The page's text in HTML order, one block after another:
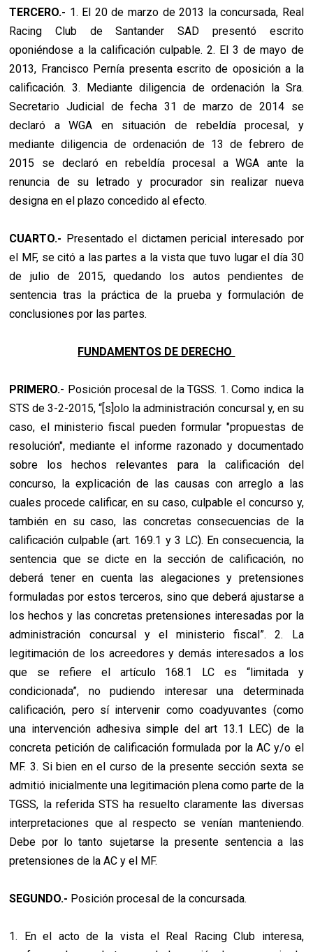
TERCERO.- 1. El 20 de marzo de 2013 la concursada, Real
Racing Club de Santander SAD presentó escrito
oponiéndose a la calificación culpable. 2. El 3 de mayo de
2013, Francisco Pernía presenta escrito de oposición a la
calificación. 3. Mediante diligencia de ordenación la Sra.
Secretario Judicial de fecha 31 de marzo de 2014 se
declaró a WGA en situación de rebeldía procesal, y
mediante diligencia de ordenación de 13 de febrero de
2015 se declaró en rebeldía procesal a WGA ante la
renuncia de su letrado y procurador sin realizar nueva
designa en el plazo concedido al efecto.
CUARTO.- Presentado el dictamen pericial interesado por
el MF, se citó a las partes a la vista que tuvo lugar el día 30
de julio de 2015, quedando los autos pendientes de
sentencia tras la práctica de la prueba y formulación de
conclusiones por las partes.
FUNDAMENTOS DE DERECHO
PRIMERO.- Posición procesal de la TGSS. 1. Como indica la
STS de 3-2-2015, “[s]olo la administración concursal y, en su
caso, el ministerio fiscal pueden formular "propuestas de
resolución", mediante el informe razonado y documentado
sobre los hechos relevantes para la calificación del
concurso, la explicación de las causas con arreglo a las
cuales procede calificar, en su caso, culpable el concurso y,
también en su caso, las concretas consecuencias de la
calificación culpable (art. 169.1 y 3 LC). En consecuencia, la
sentencia que se dicte en la sección de calificación, no
deberá tener en cuenta las alegaciones y pretensiones
formuladas por estos terceros, sino que deberá ajustarse a
los hechos y las concretas pretensiones interesadas por la
administración concursal y el ministerio fiscal”. 2. La
legitimación de los acreedores y demás interesados a los
que se refiere el artículo 168.1 LC es “limitada y
condicionada”, no pudiendo interesar una determinada
calificación, pero sí intervenir como coadyuvantes (como
una intervención adhesiva simple del art 13.1 LEC) de la
concreta petición de calificación formulada por la AC y/o el
MF. 3. Si bien en el curso de la presente sección sexta se
admitió inicialmente una legitimación plena como parte de la
TGSS, la referida STS ha resuelto claramente las diversas
interpretaciones que al respecto se venían manteniendo.
Debe por lo tanto sujetarse la presente sentencia a las
pretensiones de la AC y el MF.
SEGUNDO.- Posición procesal de la concursada.
1. En el acto de la vista el Real Racing Club interesa,